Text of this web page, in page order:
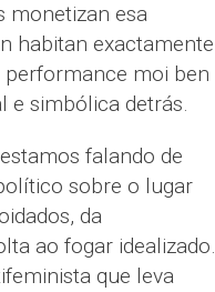
monetizan esa
habitan exactamente
performance moi ben
e simbólica detrás.
falando de
sobre o lugar
da
ao fogar idealizado.
que leva